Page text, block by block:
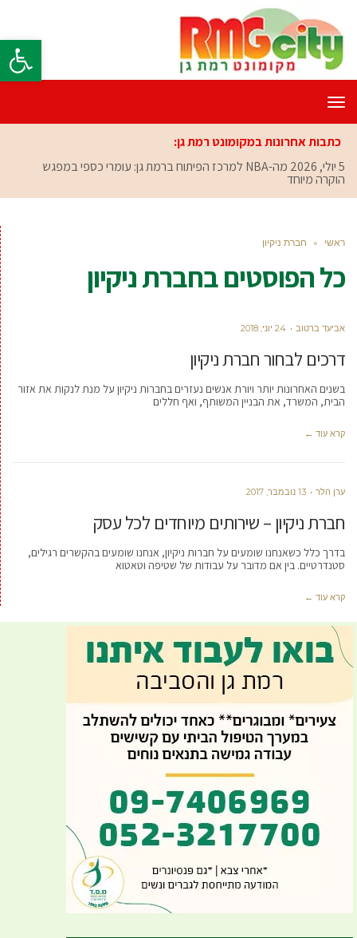
פתח
תפריט
כתבות אחרונות במקומונט רמת גן:
5 יולי, 2026
מה-NBA למרכז הפיתוח ברמת גן: עומרי כספי במפגש
הוקרה מיוחד
ראשי » חברת ניקיון
כל הפוסטים בחברת ניקיון
אביעד ברטוב 24 יוני, 2018
דרכים לבחור חברת ניקיון
בשנים האחרונות יותר ויורת אנשים נעזרים בחברות ניקיון על מנת לנקות את אזור
הבית, המשרד, את הבניין המשותף, ואף חללים
קרא עוד ←
ערן הלר 13 נובמבר, 2017
חברת ניקיון – שירותים מיוחדים לכל עסק
בדרך כלל כשאנחנו שומעים על חברות ניקיון, אנחנו שומעים בהקשרים רגילים,
סטנדרטיים. בין אם מדובר על עבודות של שטיפה וטאטוא
קרא עוד ←